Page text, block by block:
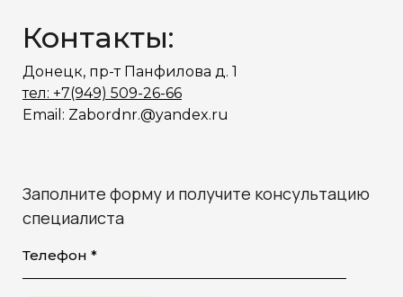
Контакты:
Донецк, пр-т Панфилова д. 1
тел: +7(949) 509-26-66
Email: Zabordnr.@yandex.ru
Телефон *
Заполните форму и получите консультацию
специалиста